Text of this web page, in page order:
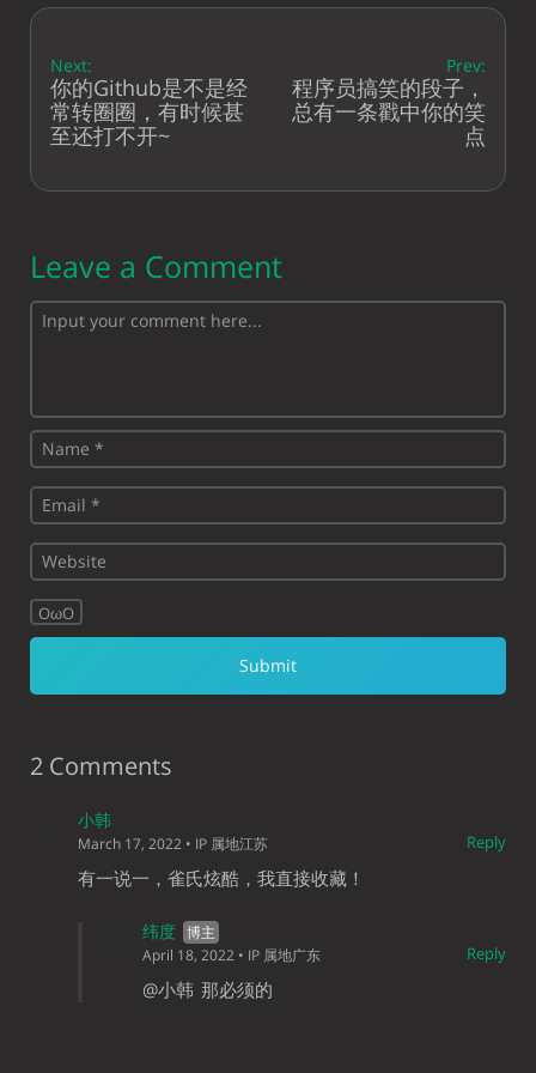
Next:
你的Github是不是经
常转圈圈，有时候甚
至还打不开~
Prev:
程序员搞笑的段子，
总有一条戳中你的笑
点
Leave a Comment
OωO
2 Comments
小韩
Reply
March 17, 2022 • IP 属地江苏
有一说一，雀氏炫酷，我直接收藏！
纬度
Reply
April 18, 2022 • IP 属地广东
@小韩 那必须的